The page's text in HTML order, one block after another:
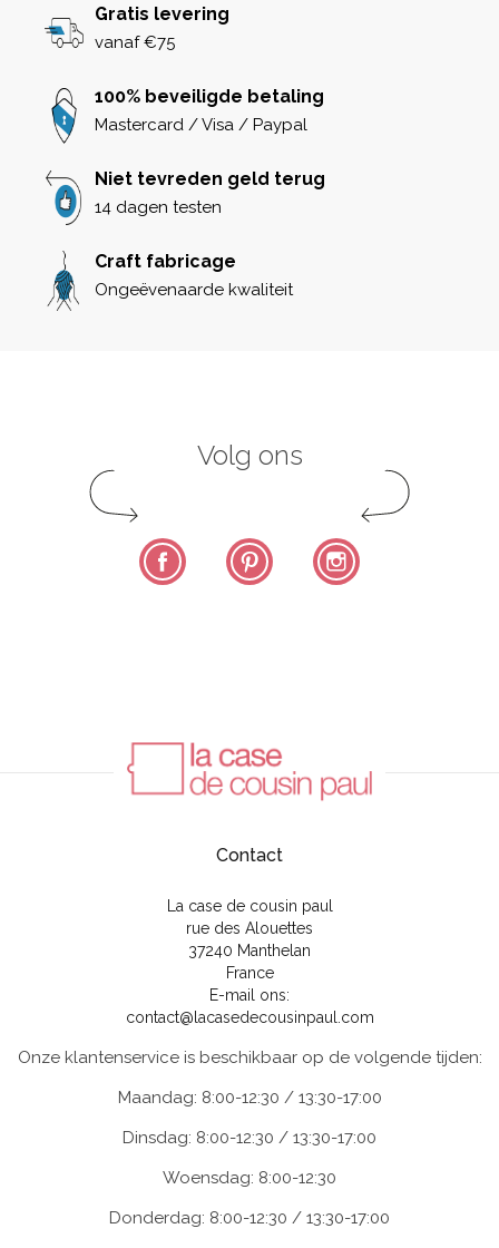
Gratis levering
vanaf €75
100% beveiligde betaling
Mastercard / Visa / Paypal
Niet tevreden geld terug
14 dagen testen
Craft fabricage
Ongeëvenaarde kwaliteit
Volg ons
Facebook Pinterest
Contact
La case de cousin paul
rue des Alouettes
37240 Manthelan
France
E-mail ons:
contact@lacasedecousinpaul.com
Onze klantenservice is beschikbaar op de volgende tijden:
Maandag: 8:00-12:30 / 13:30-17:00
Dinsdag: 8:00-12:30 / 13:30-17:00
Woensdag: 8:00-12:30
Donderdag: 8:00-12:30 / 13:30-17:00